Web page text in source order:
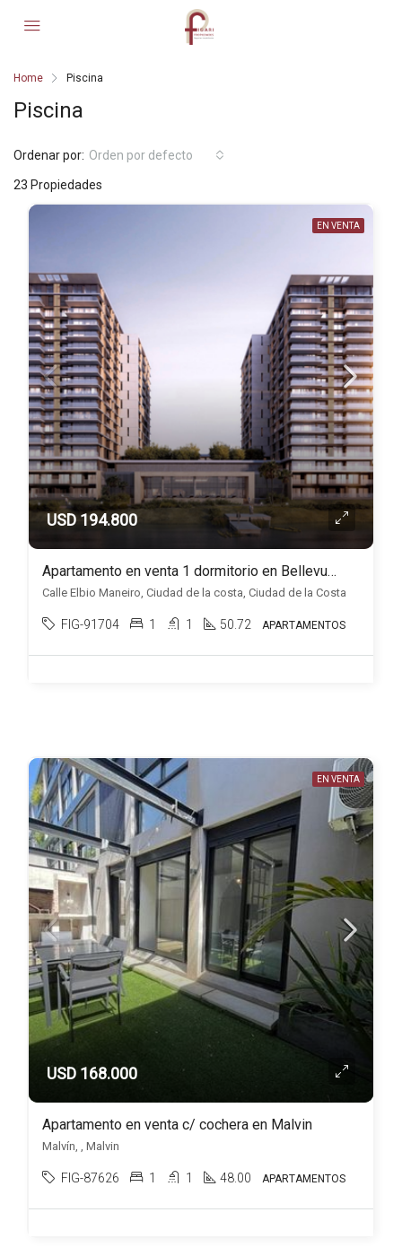
Home Piscina
Piscina
23 Propiedades
Ordenar por: Orden por defecto
EN VENTA
USD 194.800
Apartamento en venta 1 dormitorio en Bellevue, Ciudad de la costa
Calle Elbio Maneiro, Ciudad de la costa, Ciudad de la Costa
FIG-91704 1 1 50.72 APARTAMENTOS
EN VENTA
USD 168.000
Apartamento en venta c/ cochera en Malvin
Malvín, , Malvin
FIG-87626 1 1 48.00 APARTAMENTOS